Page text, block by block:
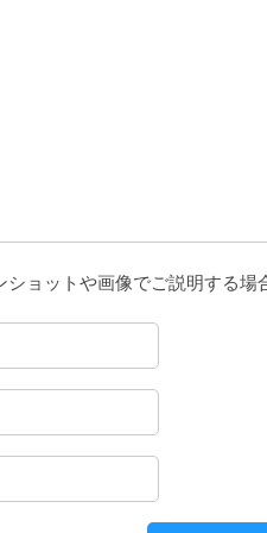
ショットや画像でご説明する場